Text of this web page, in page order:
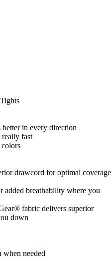
in every direction
fast
drawcord for optimal coverage
added breathability where you
fabric delivers superior
down
needed